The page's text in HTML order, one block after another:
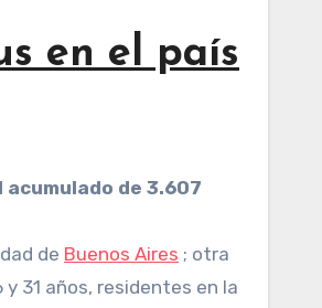
en el país
de 3.607
de Buenos Aires ; otra
31 años, residentes en la